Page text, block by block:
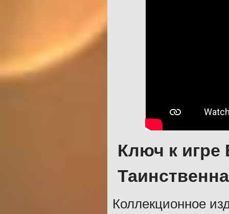
Ключ к
Коллекционное